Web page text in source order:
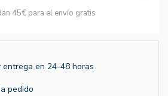
45€ para el envío gratis
entrega en 24-48 horas
pedido